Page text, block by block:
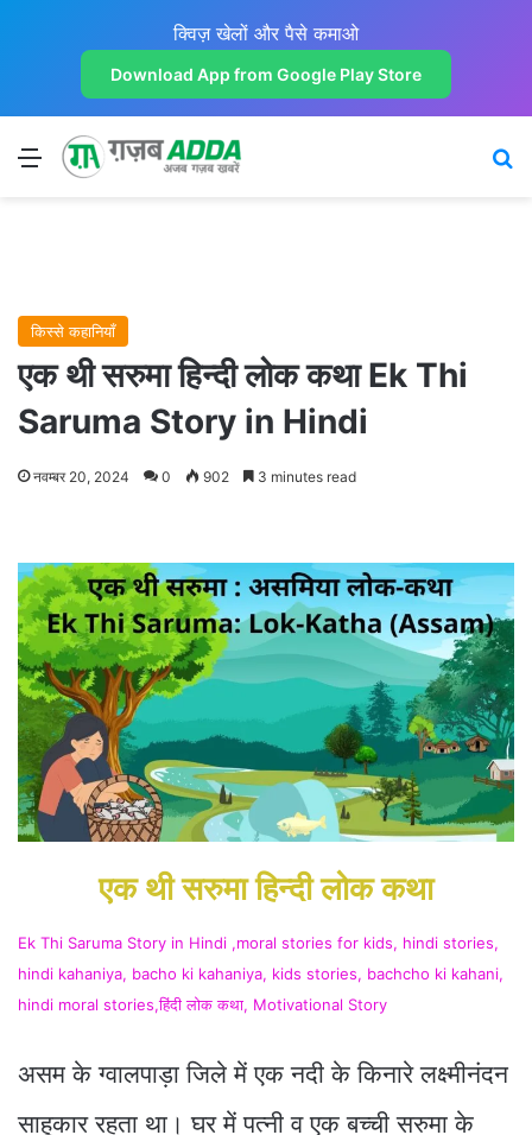
क्विज़ खेलों और पैसे कमाओ
Download App from Google Play Store
Menu
किस्से कहानियाँ
एक थी सरुमा हिन्दी लोक कथा Ek Thi
Saruma Story in Hindi
नवम्बर 20, 2024 0 902 3 minutes read
एक थी सरुमा हिन्दी लोक कथा
Ek Thi Saruma Story in Hindi ,moral stories for kids, hindi stories,
hindi kahaniya, bacho ki kahaniya, kids stories, bachcho ki kahani,
hindi moral stories,हिंदी लोक कथा, Motivational Story
असम के ग्वालपाड़ा जिले में एक नदी के किनारे लक्ष्मीनंदन
साहूकार रहता था। घर में पत्नी व एक बच्ची सरुमा के